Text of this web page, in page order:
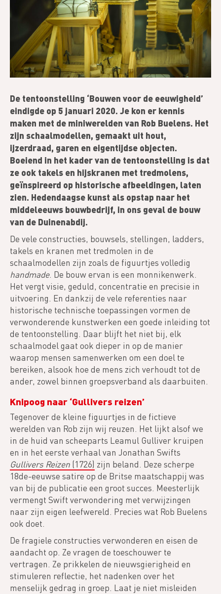
De tentoonstelling ‘Bouwen voor de eeuwigheid’
eindigde op 5 januari 2020. Je kon er kennis
maken met de miniwerelden van Rob Buelens. Het
zijn schaalmodellen, gemaakt uit hout,
ijzerdraad, garen en eigentijdse objecten.
Boeiend in het kader van de tentoonstelling is dat
ze ook takels en hijskranen met tredmolens,
geïnspireerd op historische afbeeldingen, laten
zien. Hedendaagse kunst als opstap naar het
middeleeuws bouwbedrijf, in ons geval de bouw
van de Duinenabdij.
De vele constructies, bouwsels, stellingen, ladders,
takels en kranen met tredmolen in de
schaalmodellen zijn zoals de figuurtjes volledig
handmade. De bouw ervan is een monnikenwerk.
Het vergt visie, geduld, concentratie en precisie in
uitvoering. En dankzij de vele referenties naar
historische technische toepassingen vormen de
verwonderende kunstwerken een goede inleiding tot
de tentoonstelling. Daar blijft het niet bij, elk
schaalmodel gaat ook dieper in op de manier
waarop mensen samenwerken om een doel te
bereiken, alsook hoe de mens zich verhoudt tot de
ander, zowel binnen groepsverband als daarbuiten.
Knipoog naar ‘Gullivers reizen’
Tegenover de kleine figuurtjes in de fictieve
werelden van Rob zijn wij reuzen. Het lijkt alsof we
in de huid van scheeparts Leamul Gulliver kruipen
en in het eerste verhaal van Jonathan Swifts
Gullivers Reizen (1726) zijn beland. Deze scherpe
18de-eeuwse satire op de Britse maatschappij was
van bij de publicatie een groot succes. Meesterlijk
vermengt Swift verwondering met verwijzingen
naar zijn eigen leefwereld. Precies wat Rob Buelens
ook doet.
De fragiele constructies verwonderen en eisen de
aandacht op. Ze vragen de toeschouwer te
vertragen. Ze prikkelen de nieuwsgierigheid en
stimuleren reflectie, het nadenken over het
menselijk gedrag in groep. Laat je niet misleiden